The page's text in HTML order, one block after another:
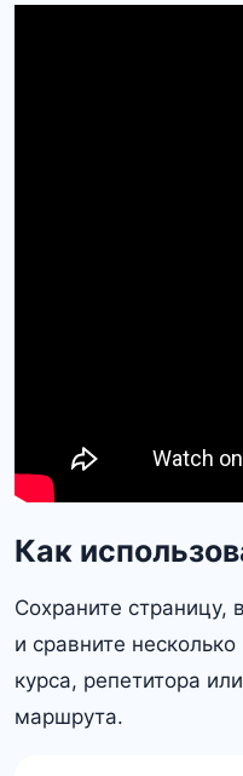
Как
Сохраните
и сравните
курса, репетитора
маршрута.